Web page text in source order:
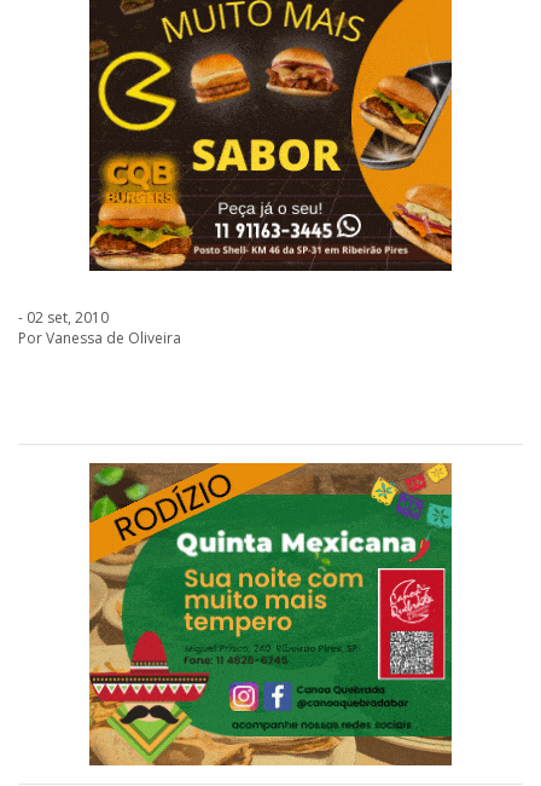
- 02 set, 2010
Por Vanessa de Oliveira